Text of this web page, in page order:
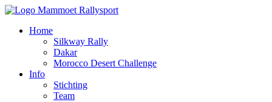
Home
Silkway Rally
Dakar
Morocco Desert Challenge
Info
Stichting
Team